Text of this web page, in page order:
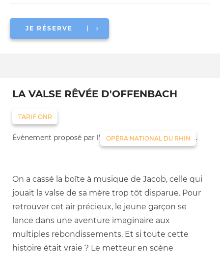
JE RÉSERVE
LA VALSE RÊVÉE D'OFFENBACH
TARIF ONR
Évènement proposé par l' OPÉRA NATIONAL DU RHIN .
On a cassé la boîte à musique de Jacob, celle qui
jouait la valse de sa mère trop tôt disparue. Pour
retrouver cet air précieux, le jeune garçon se
lance dans une aventure imaginaire aux
multiples rebondissements. Et si toute cette
histoire était vraie ? Le metteur en scène